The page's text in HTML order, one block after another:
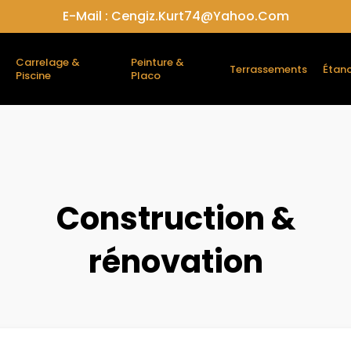
E-Mail : Cengiz.kurt74@yahoo.com
Carrelage &
Piscine
Peinture &
Placo
Terrassements
Construction &
rénovation